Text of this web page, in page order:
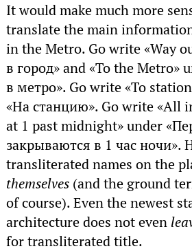
It would make much more
translate the main
in the Metro. Go write «Way
в город» and «To the Metro»
в метро». Go write «To
«На станцию». Go write «All
at 1 past midnight» under
закрываются в 1 час ночи».
transliterated names on the
themselves(and the ground
of course). Even the newest
architecture does not even
for transliterated title.